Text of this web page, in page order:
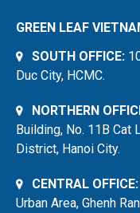
GREEN LEAF
SOUTH OFFICE:
Duc City, HCMC.
NORTHERN
Building, No. 11B Cat
District, Hanoi City.
CENTRAL OFFICE:
Urban Area, Ghenh